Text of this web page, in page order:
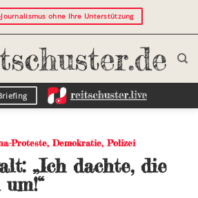
ohne Ihre Unterstützung
Proteste,Demokratie,Polizei
„Ich dachte, die